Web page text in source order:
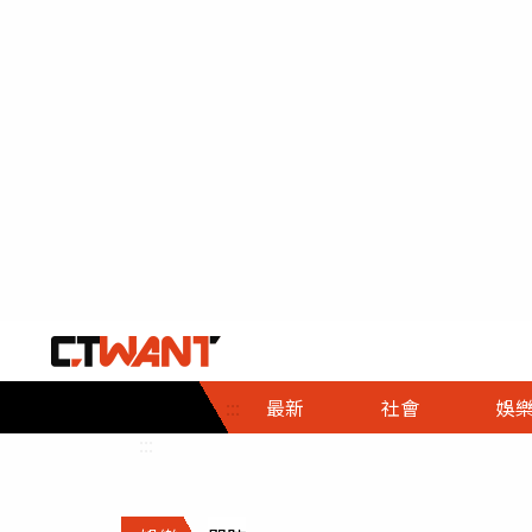
::: 最新 社會
社會首頁
時事
調查
娛樂
娛樂首頁
即時
財經首頁
熱線
政